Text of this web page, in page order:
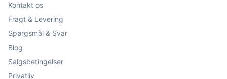
Kontakt os
Fragt & Levering
Spørgsmål & Svar
Blog
Salgsbetingelser
Privatliv